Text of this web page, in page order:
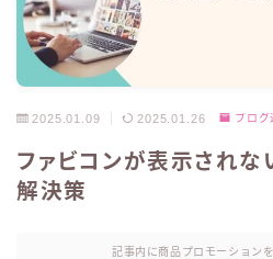
2025.01.09 2025.01.26 ブログ
ファビコンが表示されな
解決策
記事内に商品プロモーション